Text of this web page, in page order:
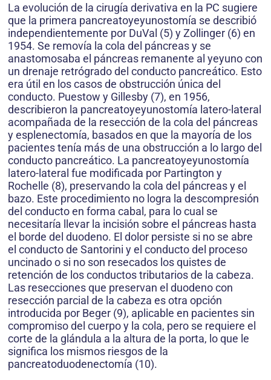
La evolución de la cirugía derivativa en la PC sugiere
que la primera pancreatoyeyunostomía se describió
independientemente por DuVal (5) y Zollinger (6) en
1954. Se removía la cola del páncreas y se
anastomosaba el páncreas remanente al yeyuno con
un drenaje retrógrado del conducto pancreático. Esto
era útil en los casos de obstrucción única del
conducto. Puestow y Gillesby (7), en 1956,
describieron la pancreatoyeyunostomía latero-lateral
acompañada de la resección de la cola del páncreas
y esplenectomía, basados en que la mayoría de los
pacientes tenía más de una obstrucción a lo largo del
conducto pancreático. La pancreatoyeyunostomía
latero-lateral fue modificada por Partington y
Rochelle (8), preservando la cola del páncreas y el
bazo. Este procedimiento no logra la descompresión
del conducto en forma cabal, para lo cual se
necesitaría llevar la incisión sobre el páncreas hasta
el borde del duodeno. El dolor persiste si no se abre
el conducto de Santorini y el conducto del proceso
uncinado o si no son resecados los quistes de
retención de los conductos tributarios de la cabeza.
Las resecciones que preservan el duodeno con
resección parcial de la cabeza es otra opción
introducida por Beger (9), aplicable en pacientes sin
compromiso del cuerpo y la cola, pero se requiere el
corte de la glándula a la altura de la porta, lo que le
significa los mismos riesgos de la
pancreatoduodenectomía (10).